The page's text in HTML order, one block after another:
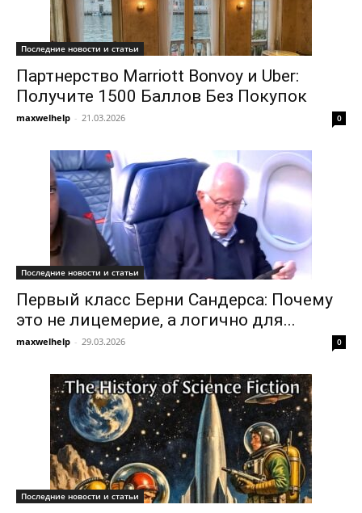
Последние новости и статьи
Партнерство Marriott Bonvoy и Uber:
Получите 1500 Баллов Без Покупок
maxwelhelp - 21.03.2026 0
Последние новости и статьи
Первый класс Берни Сандерса: Почему
это не лицемерие, а логично для...
maxwelhelp - 29.03.2026 0
Последние новости и статьи